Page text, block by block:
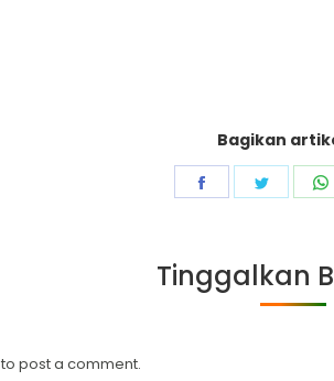
Bagikan
Share
Share
Tinggalkan
to post a comment.